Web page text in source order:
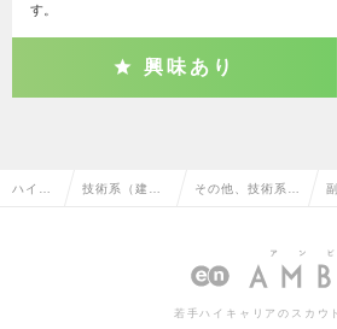
す。
興味あり
ハイク 技術系（建 その他、技術系
木・プラント）
若手ハイキャリアのスカウ